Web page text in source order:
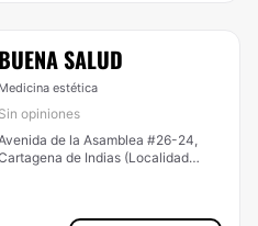
BUENA SALUD
Medicina estética
Sin opiniones
de la Asamblea #26-24,
de Indias (Localidad